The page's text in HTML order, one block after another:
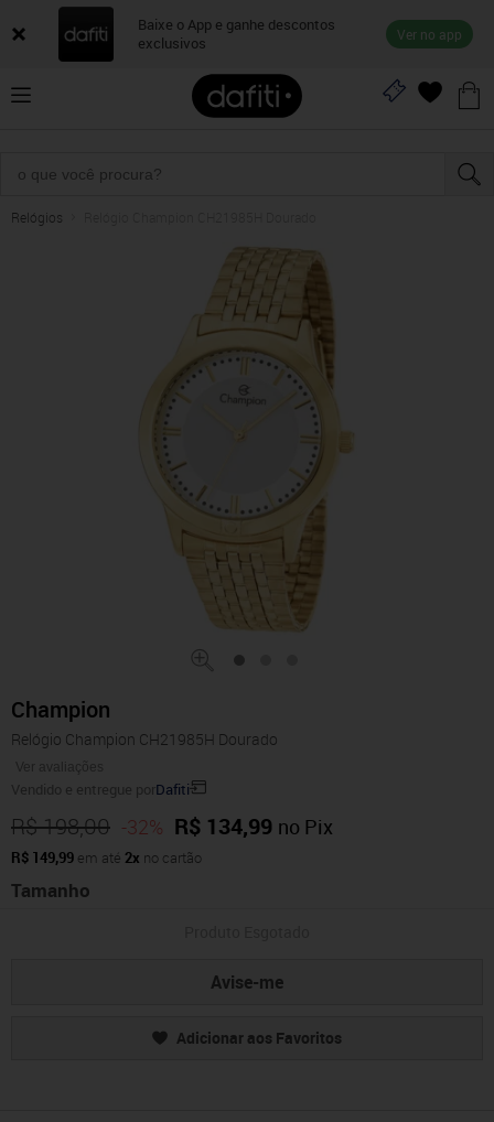
Baixe o App e ganhe descontos
exclusivos
Ver no app
Relógios
Champion
Relógio Champion CH21985H Dourado
Ver avaliações
Vendido e entregue porDafiti
R$ 198,00 -32% R$ 134,99 no Pix
R$ 149,99 em até 2x no cartão
Tamanho
Avise-me
Adicionar aos Favoritos